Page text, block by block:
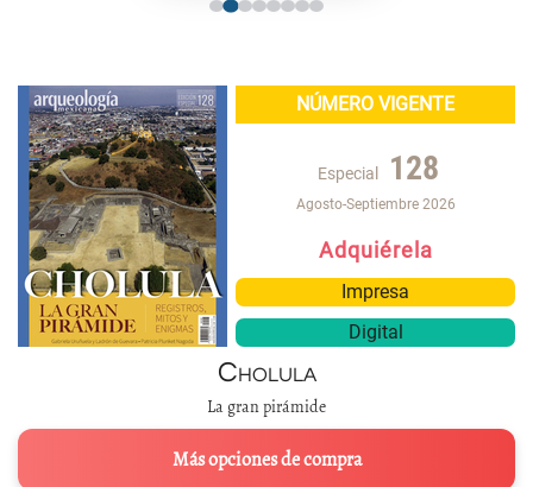
NÚMERO VIGENTE
Especial 128
Agosto-Septiembre 2026
Adquiérela
Impresa
Digital
Cholula
La gran pirámide
Más opciones de compra